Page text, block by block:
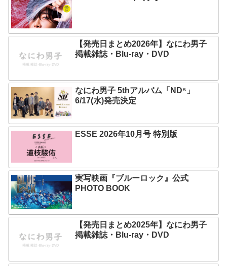
【発売日まとめ2026年】なにわ男子
掲載雑誌・Blu-ray・DVD
なにわ男子 5thアルバム「ND⁵」
6/17(水)発売決定
ESSE 2026年10月号 特別版
実写映画『ブルーロック』公式
PHOTO BOOK
【発売日まとめ2025年】なにわ男子
掲載雑誌・Blu-ray・DVD